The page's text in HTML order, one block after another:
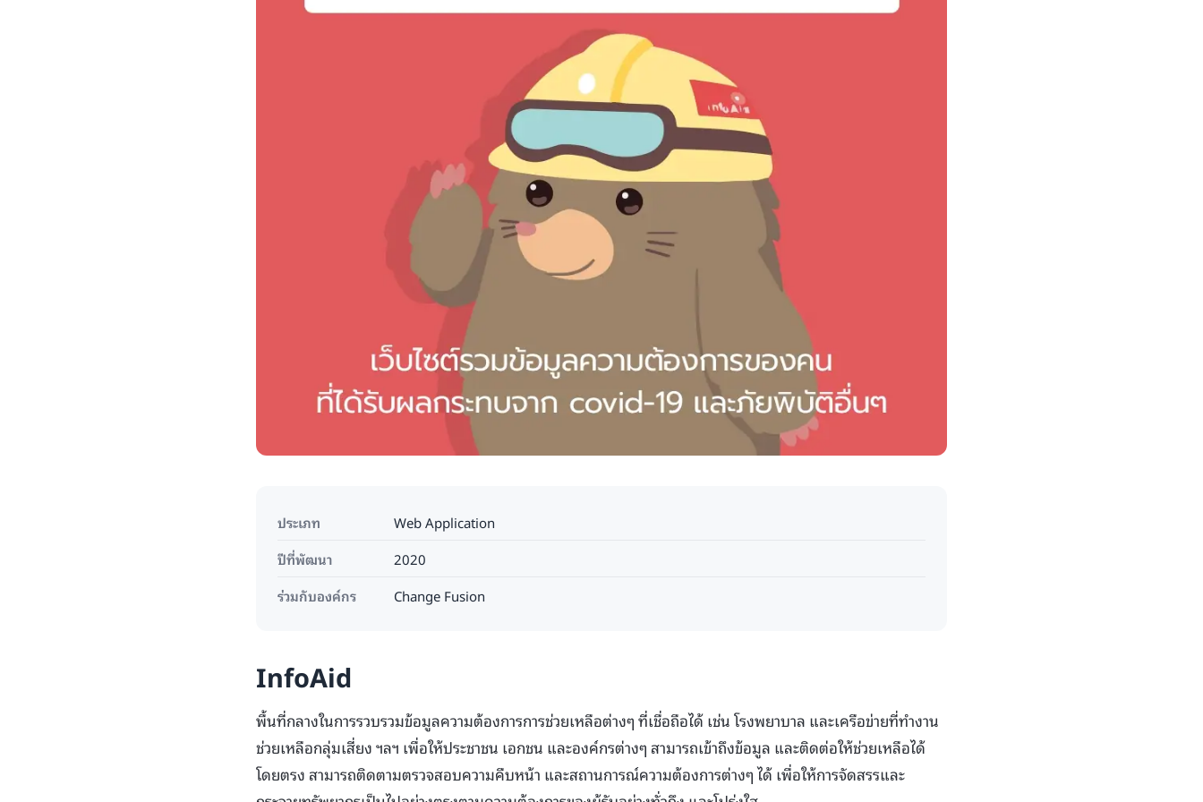
ประเภท
Web Application
ปีที่พัฒนา
2020
ร่วมกับองค์กร
Change Fusion
InfoAid
พื้นที่กลางในการรวบรวมข้อมูลความต้องการการช่วยเหลือต่างๆ ที่เชื่อถือได้ เช่น โรงพยาบาล และเครือข่ายที่ทำงาน
ช่วยเหลือกลุ่มเสี่ยง ฯลฯ เพื่อให้ประชาชน เอกชน และองค์กรต่างๆ สามารถเข้าถึงข้อมูล และติดต่อให้ช่วยเหลือได้
โดยตรง สามารถติดตามตรวจสอบความคืบหน้า และสถานการณ์ความต้องการต่างๆ ได้ เพื่อให้การจัดสรรและ